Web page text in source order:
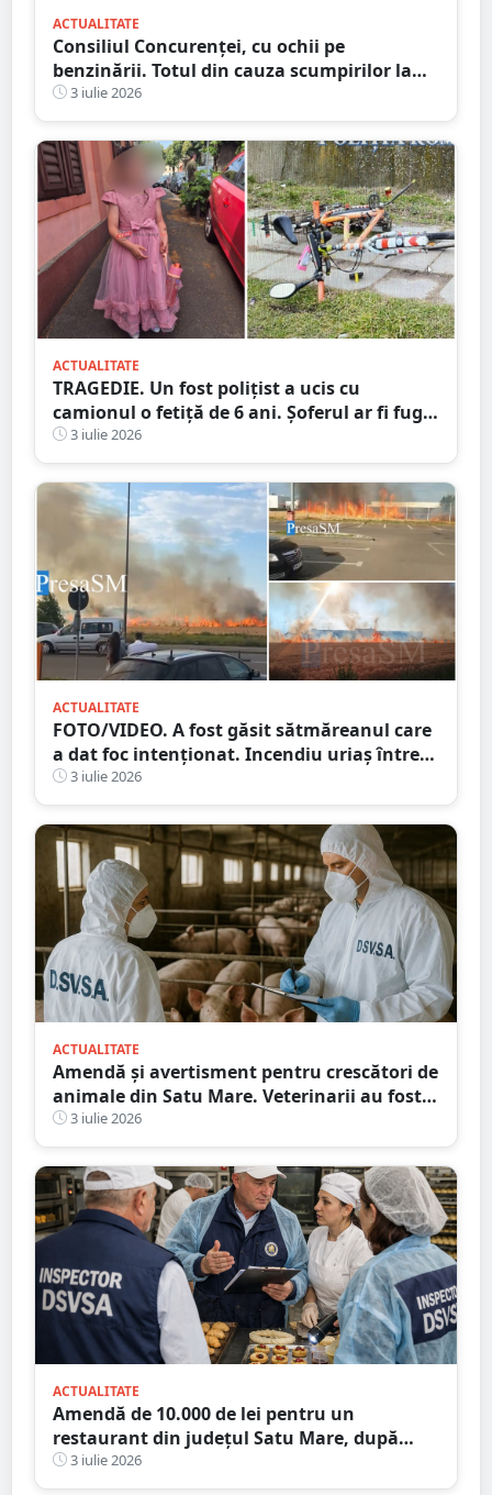
ACTUALITATE
Consiliul Concurenței, cu ochii pe
benzinării. Totul din cauza scumpirilor la
motorină
3 iulie 2026
ACTUALITATE
TRAGEDIE. Un fost polițist a ucis cu
camionul o fetiță de 6 ani. Șoferul ar fi fugit
de la locul accidentului
3 iulie 2026
ACTUALITATE
FOTO/VIDEO. A fost găsit sătmăreanul care
a dat foc intenționat. Incendiu uriaș între
Dedeman și Auchan, în Satu Mare
3 iulie 2026
ACTUALITATE
Amendă și avertisment pentru crescători de
animale din Satu Mare. Veterinarii au fost
în control
3 iulie 2026
ACTUALITATE
Amendă de 10.000 de lei pentru un
restaurant din județul Satu Mare, după
verificările DSVSA
3 iulie 2026